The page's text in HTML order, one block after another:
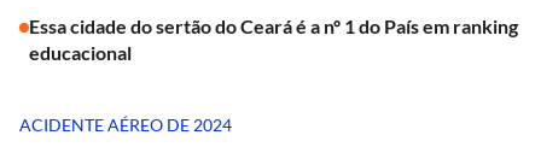
Essa cidade do sertão do Ceará é a nº 1 do País em ranking
educacional
ACIDENTE AÉREO DE 2024